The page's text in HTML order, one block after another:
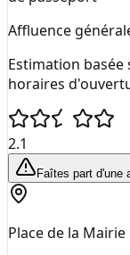
Affluence
Estimation basée
horaires
2.1
Faîtes part d'une
Place de la Mairie